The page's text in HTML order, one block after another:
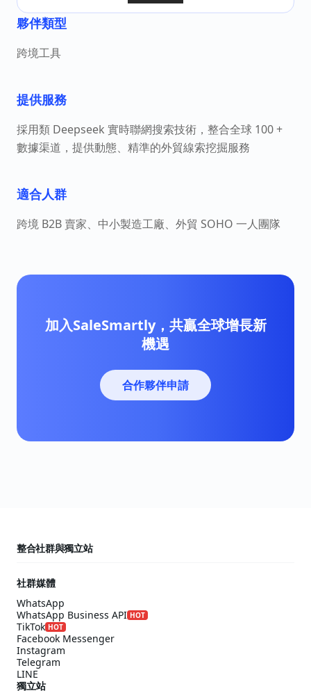
夥伴類型
跨境工具
提供服務
採用類 Deepseek 實時聯網搜索技術，整合全球 100 +
數據渠道，提供動態、精準的外貿線索挖掘服務
適合人群
跨境 B2B 賣家、中小製造工廠、外貿 SOHO 一人團隊
加入SaleSmartly，共贏全球增長新
機遇
合作夥伴申請
整合社群與獨立站
社群媒體
WhatsApp
WhatsApp Business API HOT
TikTok HOT
Facebook Messenger
Instagram
Telegram
LINE
獨立站